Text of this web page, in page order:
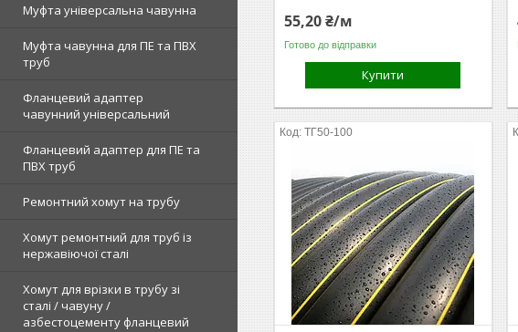
Муфта універсальна чавунна
Муфта чавунна для ПЕ та ПВХ
труб
Фланцевий адаптер
чавунний універсальний
Фланцевий адаптер для ПЕ та
ПВХ труб
Ремонтний хомут на трубу
Хомут ремонтний для труб із
нержавіючої сталі
Хомут для врізки в трубу зі
сталі / чавуну /
азбестоцементу фланцевий
55,20 ₴/м
Готово до відправки
Купити
ТГ50-100